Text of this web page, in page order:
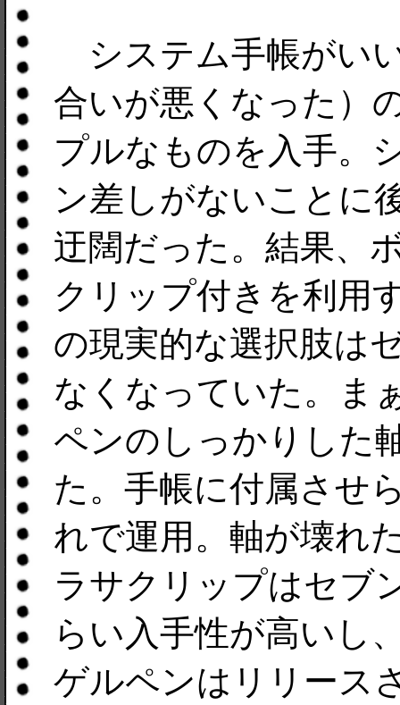
システム手帳がい
合いが悪くなった）
プルなものを入手。
ン差しがないことに
迂闊だった。結果、
クリップ付きを利用
の現実的な選択肢は
なくなっていた。ま
ペンのしっかりした
た。手帳に付属させ
れで運用。軸が壊れ
ラサクリップはセブ
らい入手性が高いし
ゲルペンはリリース